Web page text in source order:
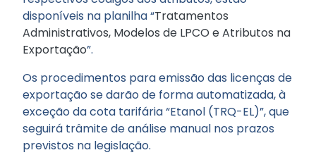
disponíveis na planilha “Tratamentos
Administrativos, Modelos de LPCO e Atributos na
Exportação”.
Os procedimentos para emissão das licenças de
exportação se darão de forma automatizada, à
exceção da cota tarifária “Etanol (TRQ-EL)”, que
seguirá trâmite de análise manual nos prazos
previstos na legislação.